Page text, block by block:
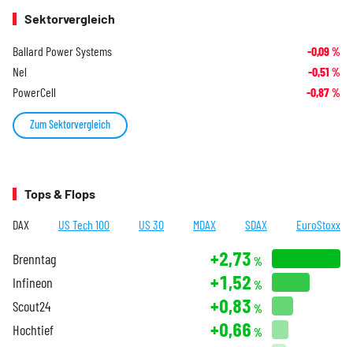
Sektorvergleich
Ballard Power Systems -0,09%
Nel -0,51 %
PowerCell -0,87%
Zum Sektorvergleich
Tops & Flops
DAX US Tech 100 US 30 MDAX SDAX EuroStoxx
Brenntag +2,73 %
Infineon +1,52 %
Scout24 +0,83 %
Hochtief +0,66 %